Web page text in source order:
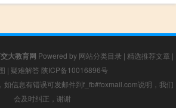
大教育网 Powered by 网站分类目录 | 精选推荐文章 |
| 疑难解答 陕ICP备10016896号
如信息有错误可发邮件到f_fb#foxmail.com说明，我们
会及时纠正，谢谢